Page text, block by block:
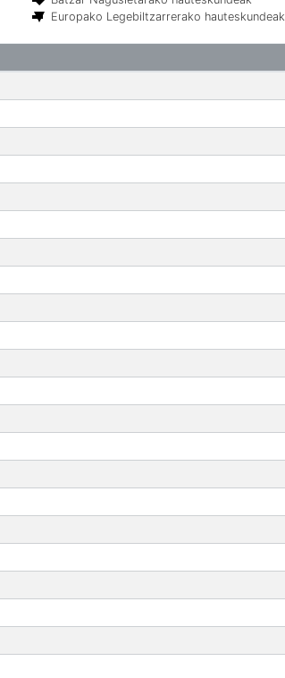
Europako Legebiltzarrerako hauteskundeak